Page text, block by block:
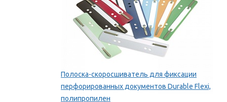
Полоска-скоросшиватель для фиксации
перфорированных документов Durable Flexi,
полипропилен